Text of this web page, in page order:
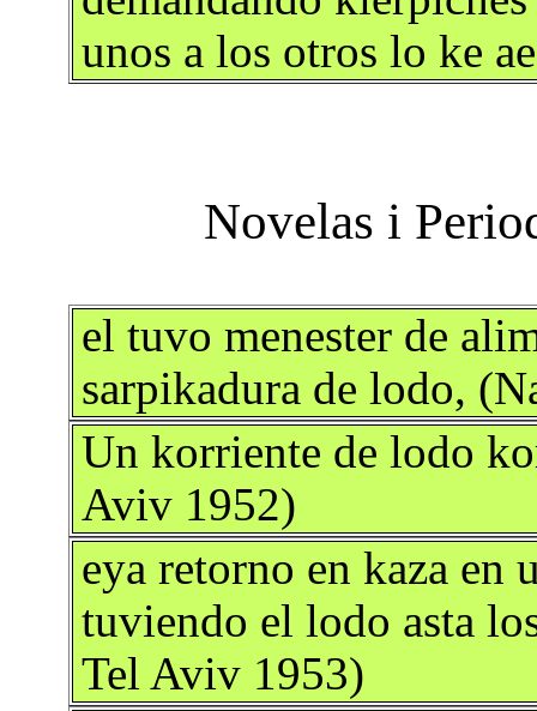
unos a los otros lo ke
el tuvo menester de
sarpikadura de lodo,
Un korriente de lodo
Aviv 1952)
eya retorno en kaza en
tuviendo el lodo asta
Tel Aviv 1953)